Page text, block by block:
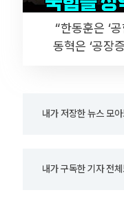
“한동훈은 ‘
동혁은 ‘공장
내가 저장한 뉴스 모아
내가 구독한 기자 전체